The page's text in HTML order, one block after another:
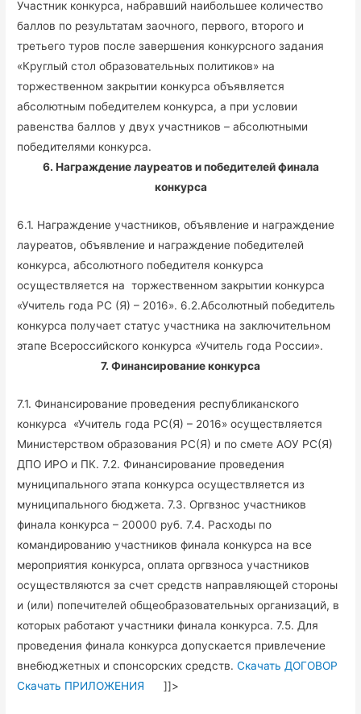
Участник конкурса, набравший наибольшее количество
баллов по результатам заочного, первого, второго и
третьего туров после завершения конкурсного задания
«Круглый стол образовательных политиков» на
торжественном закрытии конкурса объявляется
абсолютным победителем конкурса, а при условии
равенства баллов у двух участников – абсолютными
победителями конкурса.
6. Награждение лауреатов и победителей финала
конкурса
6.1. Награждение участников, объявление и награждение
лауреатов, объявление и награждение победителей
конкурса, абсолютного победителя конкурса
осуществляется на торжественном закрытии конкурса
«Учитель года РС (Я) – 2016». 6.2.Абсолютный победитель
конкурса получает статус участника на заключительном
этапе Всероссийского конкурса «Учитель года России».
7. Финансирование конкурса
7.1. Финансирование проведения республиканского
конкурса «Учитель года РС(Я) – 2016» осуществляется
Министерством образования РС(Я) и по смете АОУ РС(Я)
ДПО ИРО и ПК. 7.2. Финансирование проведения
муниципального этапа конкурса осуществляется из
муниципального бюджета. 7.3. Оргвзнос участников
финала конкурса – 20000 руб. 7.4. Расходы по
командированию участников финала конкурса на все
мероприятия конкурса, оплата оргвзноса участников
осуществляются за счет средств направляющей стороны
и (или) попечителей общеобразовательных организаций, в
которых работают участники финала конкурса. 7.5. Для
проведения финала конкурса допускается привлечение
внебюджетных и спонсорских средств.Скачать ДОГОВОР
Скачать ПРИЛОЖЕНИЯ ]]>